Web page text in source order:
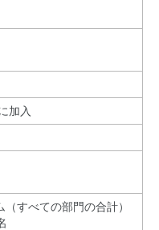
加入
すべての部門の合計）